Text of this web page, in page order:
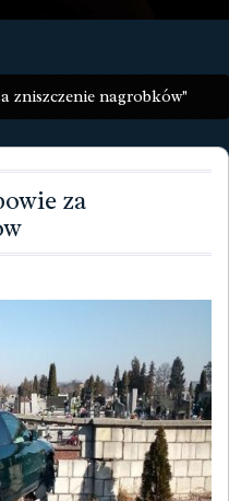
zniszczenie nagrobków"
za